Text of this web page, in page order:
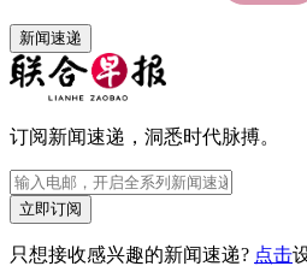
新闻速递
订阅新闻速递，洞悉时代脉搏。
立即订阅
只想接收感兴趣的新闻速递? 点击